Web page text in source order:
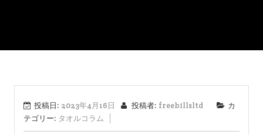
投稿日: 2023年4月16日 投稿者: freebillsltd
カ
テゴリー: タオルコラム